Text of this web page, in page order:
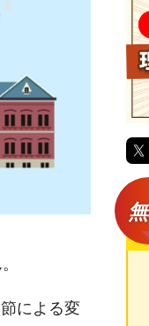
による変